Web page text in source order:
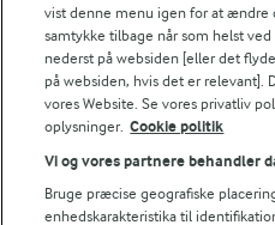
Træk husblassen op af
hænger ved og smelt
husblassen med lidt af
den i resten.
Pisk hviderne stive,
yderligere ca. 2 min.
vist denne menu igen for at ændre
samtykke tilbage når som helst
nederst på websiden [eller det
på websiden, hvis det er relevant].
vores Website. Se vores privatliv
oplysninger. Cookie politik
Vi og vores partnere behandler
Bruge præcise geografiske
enhedskarakteristika til